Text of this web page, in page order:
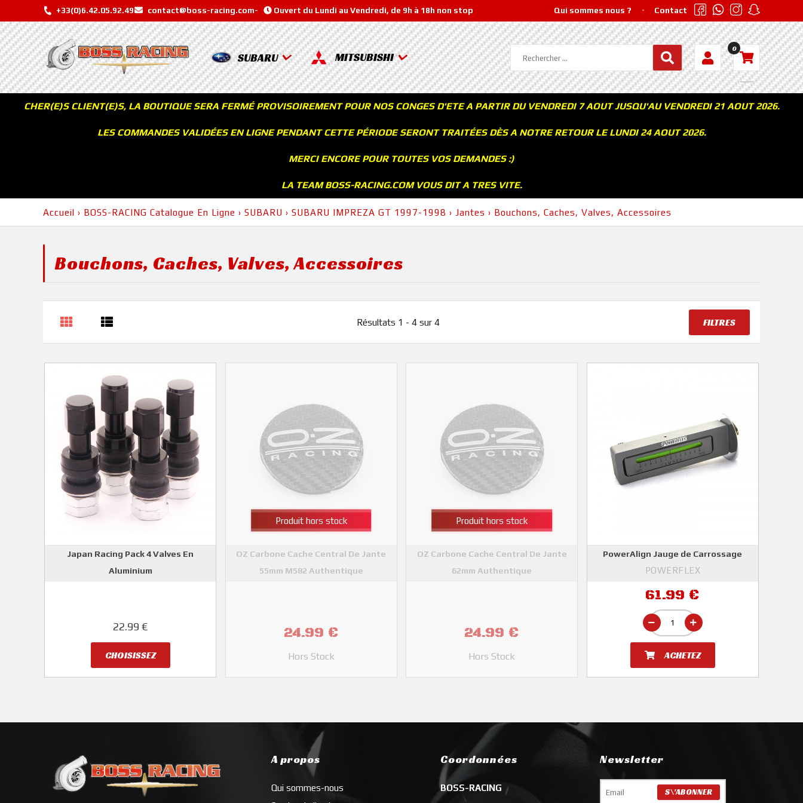
+33(0)6.42.05.92.49 contact@boss-racing.com- Ouvert du Lundi au Vendredi, de 9h à 18h non stop Qui sommes nous ? Contact
SUBARU MITSUBISHI
0
CHER(E)S CLIENT(E)S, LA BOUTIQUE SERA FERMÉ PROVISOIREMENT POUR NOS CONGES D'ETE A PARTIR DU VENDREDI 7 AOUT JUSQU'AU VENDREDI 21 AOUT 2026.
LES COMMANDES VALIDÉES EN LIGNE PENDANT CETTE PÉRIODE SERONT TRAITÉES DÈS A NOTRE RETOUR LE LUNDI 24 AOUT 2026.
MERCI ENCORE POUR TOUTES VOS DEMANDES :)
LA TEAM BOSS-RACING.COM VOUS DIT A TRES VITE.
Accueil › BOSS-RACING Catalogue En Ligne › SUBARU › SUBARU IMPREZA GT 1997-1998 › Jantes › Bouchons, Caches, Valves, Accessoires
Bouchons, Caches, Valves, Accessoires
Résultats 1 - 4 sur 4 FILTRES
Japan Racing Pack 4 Valves En
Aluminium
22.99 €
CHOISISSEZ
OZ Carbone Cache Central De Jante
55mm M582 Authentique
24.99 €
Hors Stock
Produit hors stock
OZ Carbone Cache Central De Jante
62mm Authentique
24.99 €
Hors Stock
Produit hors stock
PowerAlign Jauge de Carrossage
POWERFLEX
61.99 €
ACHETEZ
A propos
Qui sommes-nous
Coordonnées
BOSS-RACING
Newsletter